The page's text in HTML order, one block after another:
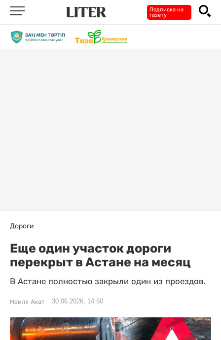
Подписка на
газету
Дороги
Еще один участок дороги
перекрыт в Астане на месяц
В Астане полностью закрыли один из проездов.
Наиля Ахат 30.06.2026, 14:50